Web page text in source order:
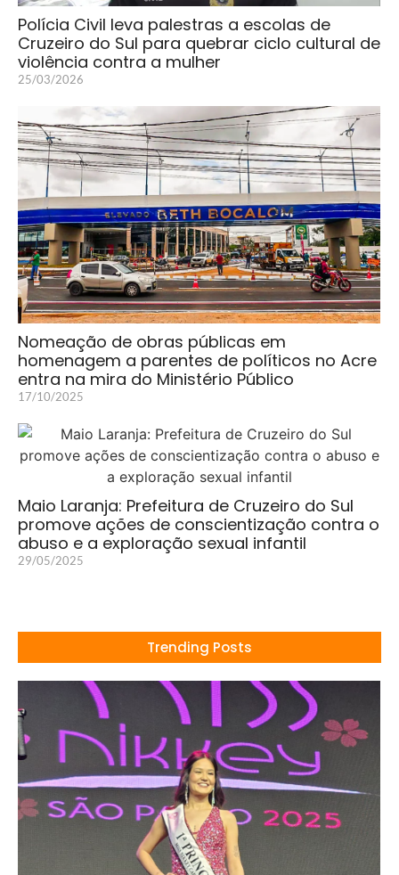
Polícia Civil leva palestras a escolas de
Cruzeiro do Sul para quebrar ciclo cultural de
violência contra a mulher
25/03/2026
Nomeação de obras públicas em
homenagem a parentes de políticos no Acre
entra na mira do Ministério Público
17/10/2025
Maio Laranja: Prefeitura de Cruzeiro do Sul
promove ações de conscientização contra o
abuso e a exploração sexual infantil
29/05/2025
Trending Posts